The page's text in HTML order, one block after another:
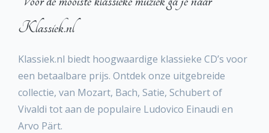
Klassiek.nl
Klassiek.nl biedt hoogwaardige klassieke CD’s voor
een betaalbare prijs. Ontdek onze uitgebreide
collectie, van Mozart, Bach, Satie, Schubert of
Vivaldi tot aan de populaire Ludovico Einaudi en
Arvo Pärt.